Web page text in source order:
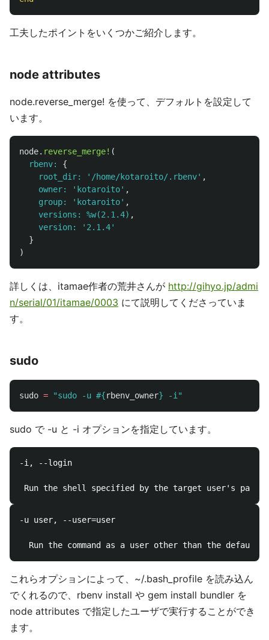
工夫したポイントをいくつかご紹介します。
node attributes
node.reverse_merge! を使って、デフォルトを設定して
います。
node. reverse_merge! (
rbenv: {
root_dir:
'/home/kotaroito/.rbenv' ,
owner:
'kotaroito' ,
group:
'kotaroito' ,
versions: %w(2.1.4) ,
version:
'2.1.4'
}
)
詳しくは、itamae作者の荒井さんが http://gihyo.jp/admi
n/serial/01/itamae/0003 にて説明してくださっていま
す。
sudo
sudo = "sudo -u #{rbenv_owner} -i"
sudo で -u と -i オプションを指定しています。
-i, --login
-u user, --user=user
これらオプションによって、~/.bash_profile を読み込ん
でくれるので、rbenv install や gem install bundler を
node attributes で指定したユーザで実行することができ
ます。